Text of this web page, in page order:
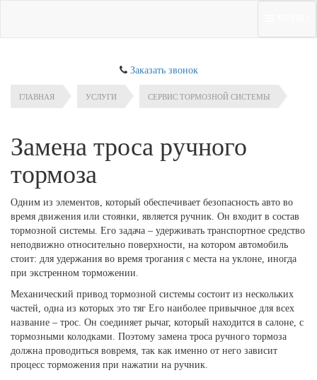
Заказать звонок
ГЛАВНАЯ УСЛУГИ СЕРВИС ТОРМОЗНОЙ СИСТЕМЫ
Замена троса ручного
тормоза
Одним из элементов, который обеспечивает безопасность авто во
время движения или стоянки, является ручник. Он входит в состав
тормозной системы. Его задача – удерживать транспортное средство
неподвижно относительно поверхности, на котором автомобиль
стоит: для удержания во время трогания с места на уклоне, иногда
при экстренном торможении.
Механический привод тормозной системы состоит из нескольких
частей, одна из которых это тяг Его наиболее привычное для всех
название – трос. Он соединяет рычаг, который находится в салоне, с
тормозными колодками. Поэтому замена троса ручного тормоза
должна проводиться вовремя, так как именно от него зависит
процесс торможения при нажатии на ручник.